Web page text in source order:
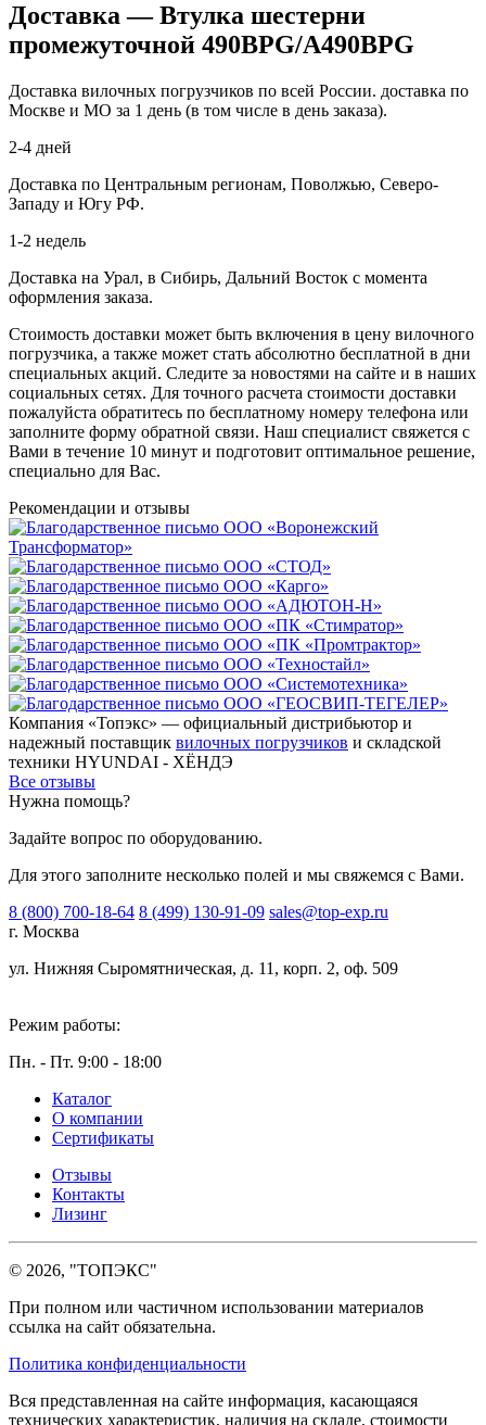
Доставка — Втулка шестерни
промежуточной 490BPG/A490BPG
Доставка вилочных погрузчиков по всей России. доставка по
Москве и МО за 1 день (в том числе в день заказа).
2-4 дней
Доставка по Центральным регионам, Поволжью, Северо-
Западу и Югу РФ.
1-2 недель
Доставка на Урал, в Сибирь, Дальний Восток с момента
оформления заказа.
Стоимость доставки может быть включения в цену вилочного
погрузчика, а также может стать абсолютно бесплатной в дни
специальных акций. Следите за новостями на сайте и в наших
социальных сетях. Для точного расчета стоимости доставки
пожалуйста обратитесь по бесплатному номеру телефона или
заполните форму обратной связи. Наш специалист свяжется с
Вами в течение 10 минут и подготовит оптимальное решение,
специально для Вас.
Рекомендации и отзывы
Компания «Топэкс» — официальный дистрибьютор и
надежный поставщик вилочных погрузчиков и складской
техники HYUNDAI - ХЁНДЭ
Все отзывы
Нужна помощь?
Задайте вопрос по оборудованию.
Для этого заполните несколько полей и мы свяжемся с Вами.
8 (800) 700-18-64 8 (499) 130-91-09 sales@top-exp.ru
г. Москва
ул. Нижняя Сыромятническая, д. 11, корп. 2, оф. 509
Режим работы:
Пн. - Пт. 9:00 - 18:00
Каталог
О компании
Сертификаты
Отзывы
Контакты
Лизинг
© 2026, "ТОПЭКС"
При полном или частичном использовании материалов
ссылка на сайт обязательна.
Политика конфиденциальности
Вся представленная на сайте информация, касающаяся
технических характеристик, наличия на складе, стоимости